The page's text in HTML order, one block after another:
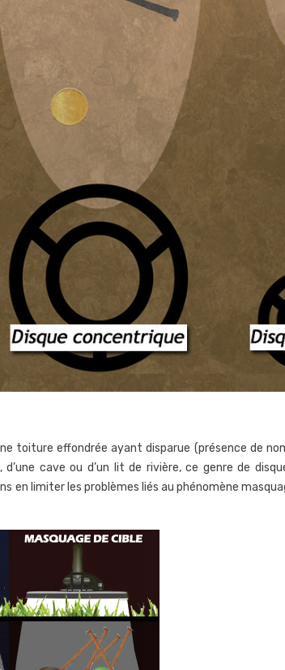
toiture effondrée ayant disparue (présence de
d’une cave ou d’un lit de rivière, ce genre de
en limiter les problèmes liés au phénomène